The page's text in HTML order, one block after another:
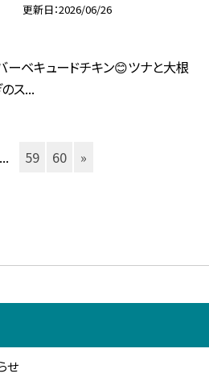
更新日 2026/06/26
ーベキュードチキン😊ツナと大根
ス...
... 59 60 »
せ